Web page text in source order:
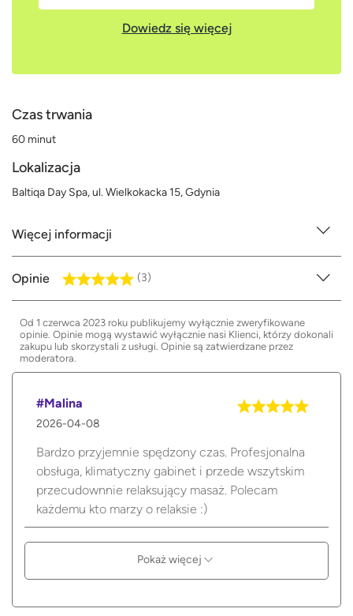
Dowiedz się więcej
Czas trwania
60 minut
Lokalizacja
Baltiqa Day Spa, ul. Wielkokacka 15, Gdynia
Więcej informacji
Opinie (3)
Od 1 czerwca 2023 roku publikujemy wyłącznie zweryfikowane
opinie. Opinie mogą wystawić wyłącznie nasi Klienci, którzy dokonali
zakupu lub skorzystali z usługi. Opinie są zatwierdzane przez
moderatora.
#Malina
2026-04-08
Bardzo przyjemnie spędzony czas. Profesjonalna
obsługa, klimatyczny gabinet i przede wszytskim
przecudownnie relaksujący masaż. Polecam
każdemu kto marzy o relaksie :)
Pokaż więcej